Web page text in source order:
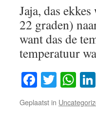
Jaja, das
22 graden)
want das de
temperatuur
Facebook
Geplaatst in